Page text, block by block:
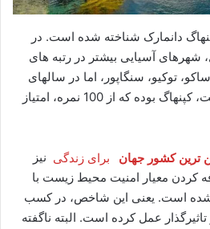
دانمارک شناخته شده است. در
آسیایی بیشتر در رتبه های
توکیو، سنگاپور، اما در سالهای
اخیر، اولین شهر از نظر امنیت، کپنهاگ بوده که از 100 نمره، امتیاز
ترین کشور جهان برای زندگی نیز
کردن معیار امنیت محیط‌ زیست با
شده است. یعنی این شاخص، در کسب
عمل کرده است. البته ناگفته